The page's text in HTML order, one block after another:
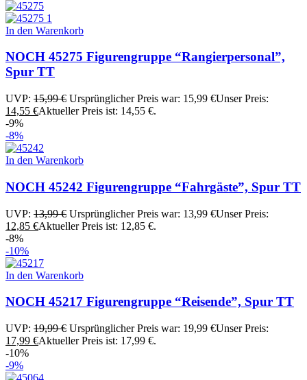
In den Warenkorb
NOCH 45275 Figurengruppe “Rangierpersonal”,
Spur TT
UVP: 15,99€ Ursprünglicher Preis war: 15,99 €Unser Preis:
14,55 €Aktueller Preis ist: 14,55 €.
-9%
-8%
In den Warenkorb
NOCH 45242 Figurengruppe “Fahrgäste”, Spur TT
UVP: 13,99€ Ursprünglicher Preis war: 13,99 €Unser Preis:
12,85 €Aktueller Preis ist: 12,85 €.
-8%
-10%
In den Warenkorb
NOCH 45217 Figurengruppe “Reisende”, Spur TT
UVP: 19,99€ Ursprünglicher Preis war: 19,99 €Unser Preis:
17,99 €Aktueller Preis ist: 17,99 €.
-10%
-9%